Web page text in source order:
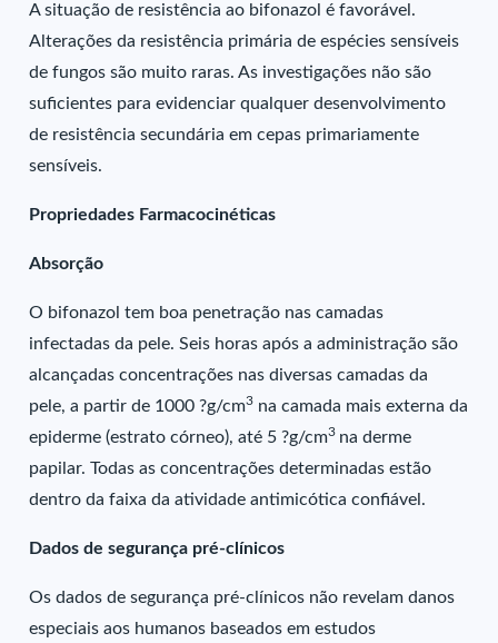
A situação de resistência ao bifonazol é favorável.
Alterações da resistência primária de espécies sensíveis
de fungos são muito raras. As investigações não são
suficientes para evidenciar qualquer desenvolvimento
de resistência secundária em cepas primariamente
sensíveis.
Propriedades Farmacocinéticas
Absorção
O bifonazol tem boa penetração nas camadas
infectadas da pele. Seis horas após a administração são
alcançadas concentrações nas diversas camadas da
pele, a partir de 1000 ?g/cm3 na camada mais externa da
epiderme (estrato córneo), até 5 ?g/cm3 na derme
papilar. Todas as concentrações determinadas estão
dentro da faixa da atividade antimicótica confiável.
Dados de segurança pré-clínicos
Os dados de segurança pré-clínicos não revelam danos
especiais aos humanos baseados em estudos